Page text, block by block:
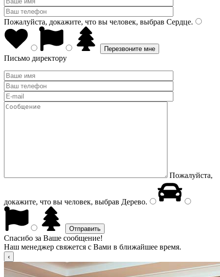
Пожалуйста, докажите, что вы человек, выбрав Сердце.
Письмо директору
Пожалуйста,
докажите, что вы человек, выбрав Дерево.
Спасибо за Ваше сообщение!
Наш менеджер свяжется с Вами в ближайшее время.